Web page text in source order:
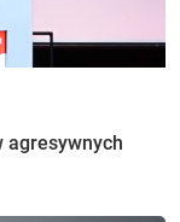
agresywnych